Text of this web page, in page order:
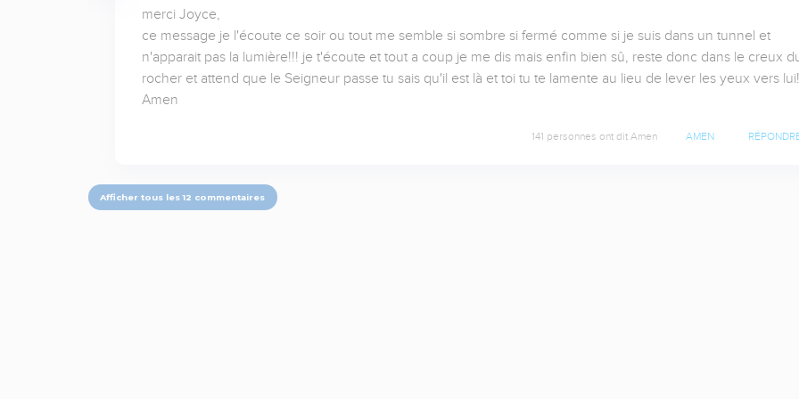
merci Joyce,
ce message je l'écoute ce soir ou tout me semble si sombre si fermé comme si je suis dans un tunnel et
n'apparait pas la lumière!!! je t'écoute et tout a coup je me dis mais enfin bien sû, reste donc dans le creux
rocher et attend que le Seigneur passe tu sais qu'il est là et toi tu te lamente au lieu de lever les yeux vers
Amen
141 personnes ont dit Amen AMEN
Afficher tous les 12 commentaires